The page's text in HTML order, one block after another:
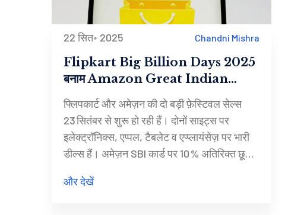
22 सित॰ 2025 Chandni Mishra
Flipkart Big Billion Days 2025
बनाम Amazon Great Indian
Festival: कौन देगा ज्यादा छूट और कौनसे
कार्ड रखें तैयार?
फ्लिपकार्ट और अमेज़न की दो बड़ी फ़ेस्टिवल सेल्स
23 सितंबर से शुरू हो रही हैं। दोनों साइट्स पर
इलेक्ट्रॉनिक्स, एप्पल, टैबलेट व एप्प्लायंसेज़ पर भारी
डील्स हैं। अमेज़न SBI कार्ड पर 10 % अतिरिक्त छूट
लाभ देता है। सही कार्ड तैयार रखेंगे तो महंगे प्रोडक्ट्स
और देखें